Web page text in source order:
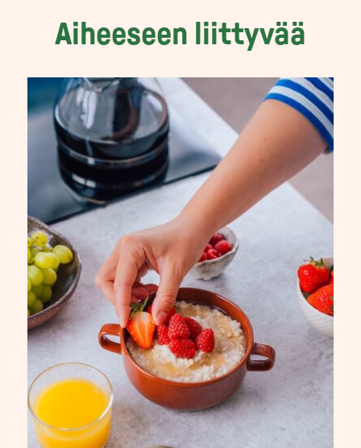
Aiheeseen liittyvää